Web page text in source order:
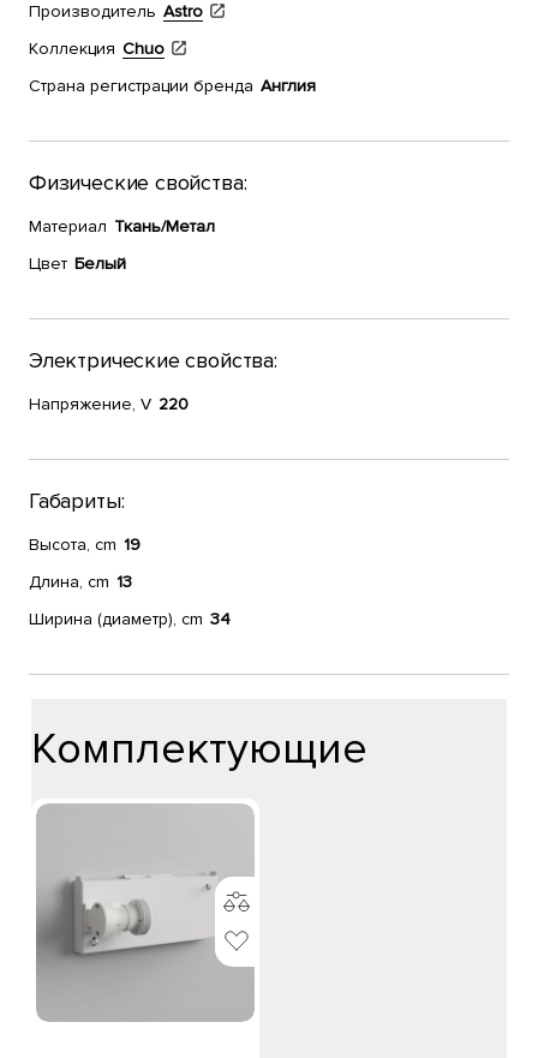
Производитель Astro
Коллекция Chuo
Страна регистрации бренда Англия
Физические свойства:
Материал Ткань/Метал
Цвет Белый
Электрические свойства:
Напряжение, V 220
Габариты:
Высота, cm 19
Длина, cm 13
Ширина (диаметр), cm 34
Комплектующие